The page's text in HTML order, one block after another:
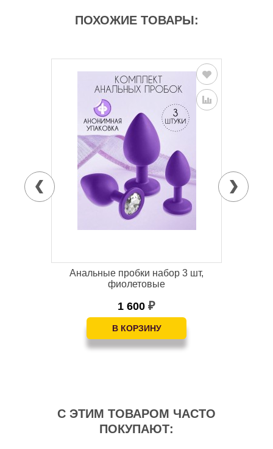
ПОХОЖИЕ ТОВАРЫ:
Анальные пробки набор 3 шт,
фиолетовые
1 600₽
С ЭТИМ ТОВАРОМ ЧАСТО
ПОКУПАЮТ: